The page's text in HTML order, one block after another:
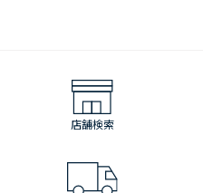
店舗検索